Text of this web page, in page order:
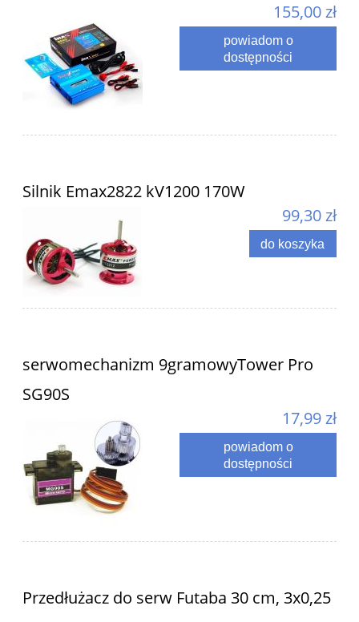
155,00 zł
powiadom o
dostępności
Silnik Emax2822 kV1200 170W
99,30 zł
do koszyka
serwomechanizm 9gramowyTower Pro
SG90S
17,99 zł
powiadom o
dostępności
Przedłużacz do serw Futaba 30 cm, 3x0,25